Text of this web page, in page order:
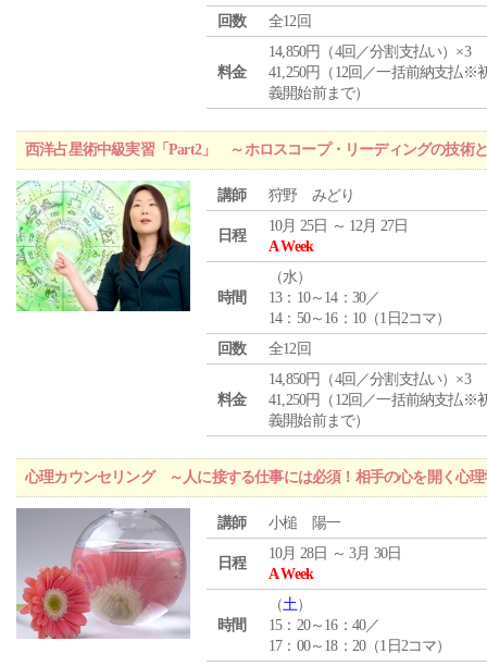
回数
全12回
料金
14,850円（4回／分割支払い）×3
41,250円（12回／一括前納支払※
義開始前まで）
西洋占星術中級実習「Part2」 ～ホロスコープ・リーディングの技術
講師 狩野 みどり
日程
10月 25日 ～ 12月 27日
A Week
時間
（水）
13：10～14：30／
14：50～16：10（1日2コマ）
回数
全12回
料金
14,850円（4回／分割支払い）×3
41,250円（12回／一括前納支払※
義開始前まで）
心理カウンセリング ～人に接する仕事には必須！相手の心を開く心理
講師 小槌 陽一
日程
10月 28日 ～ 3月 30日
A Week
時間
（土）
15：20～16：40／
17：00～18：20（1日2コマ）